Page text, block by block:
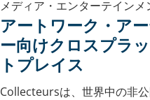
メディア・エンターテインメ
アートワーク・ア
ー向けクロスプラ
トプレイス
Collecteursは、世界中の非